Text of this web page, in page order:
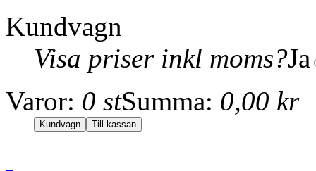
Kundvagn
Visa priser inkl moms?Ja
Varor: 0 stSumma: 0,00 kr